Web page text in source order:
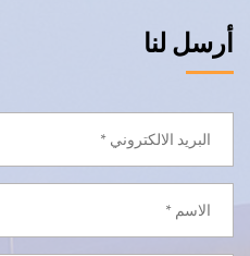
أرسل لنا